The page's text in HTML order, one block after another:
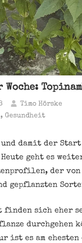
Timo Hörske
,Gesundheit
und damit der
Heute geht es
der von
gepflanzten
finden sich eher
durchgehen
ist es am